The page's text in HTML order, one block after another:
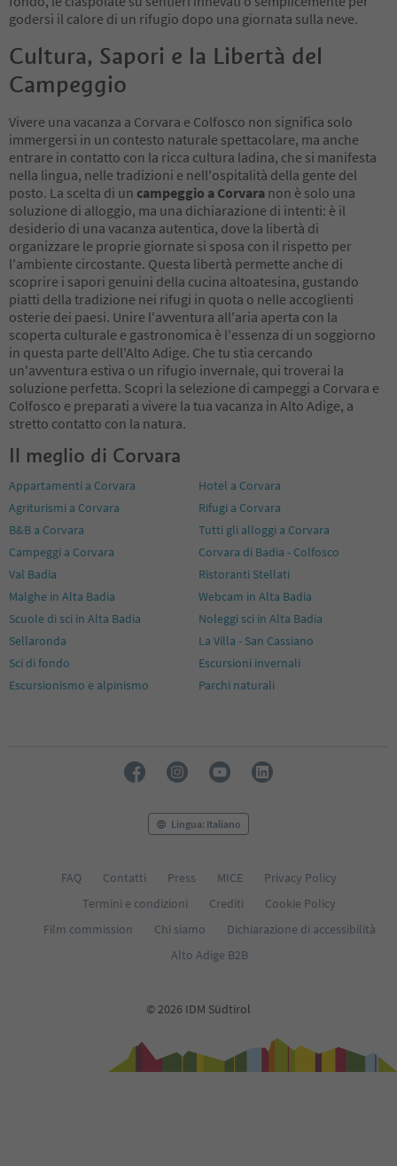
godersi il calore di un rifugio dopo una giornata sulla neve.
Cultura, Sapori e la Libertà del
Campeggio
Vivere una vacanza a Corvara e Colfosco non significa solo
immergersi in un contesto naturale spettacolare, ma anche
entrare in contatto con la ricca cultura ladina, che si manifesta
nella lingua, nelle tradizioni e nell'ospitalità della gente del
posto. La scelta di un campeggio a Corvara non è solo una
soluzione di alloggio, ma una dichiarazione di intenti: è il
desiderio di una vacanza autentica, dove la libertà di
organizzare le proprie giornate si sposa con il rispetto per
l'ambiente circostante. Questa libertà permette anche di
scoprire i sapori genuini della cucina altoatesina, gustando
piatti della tradizione nei rifugi in quota o nelle accoglienti
osterie dei paesi. Unire l'avventura all'aria aperta con la
scoperta culturale e gastronomica è l'essenza di un soggiorno
in questa parte dell'Alto Adige. Che tu stia cercando
un'avventura estiva o un rifugio invernale, qui troverai la
soluzione perfetta. Scopri la selezione di campeggi a Corvara e
Colfosco e preparati a vivere la tua vacanza in Alto Adige, a
stretto contatto con la natura.
Il meglio di Corvara
Appartamenti a Corvara
Hotel a Corvara
Agriturismi a Corvara
Rifugi a Corvara
B&B a Corvara
Tutti gli alloggi a Corvara
Campeggi a Corvara
Corvara di Badia - Colfosco
Val Badia
Ristoranti Stellati
Malghe in Alta Badia
Webcam in Alta Badia
Scuole di sci in Alta Badia
Noleggi sci in Alta Badia
Sellaronda
La Villa - San Cassiano
Sci di fondo
Escursioni invernali
Escursionismo e alpinismo
Parchi naturali
Lingua: Italiano
FAQ Contatti Press MICE
Privacy Policy
Termini e condizioni
Crediti
Cookie Policy
Film commission
Chi siamo
Dichiarazione di accessibilità
Alto Adige B2B
© 2026 IDM Südtirol